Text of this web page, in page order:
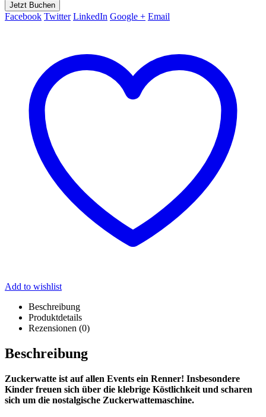
Jetzt Buchen
Facebook Twitter LinkedIn Google + Email
Add to wishlist
Beschreibung
Produktdetails
Rezensionen (0)
Beschreibung
Zuckerwatte ist auf allen Events ein Renner! Insbesondere
Kinder freuen sich über die klebrige Köstlichkeit und scharen
sich um die nostalgische Zuckerwattemaschine.